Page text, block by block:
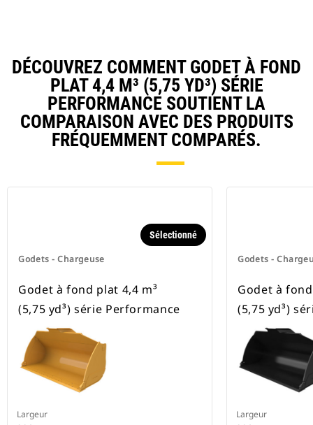
DÉCOUVREZ COMMENT GODET À FOND
PLAT 4,4 M³ (5,75 YD³) SÉRIE
PERFORMANCE SOUTIENT LA
COMPARAISON AVEC DES PRODUITS
FRÉQUEMMENT COMPARÉS.
Godets - Chargeuse
Sélectionné
Godet à fond plat 4,4 m³
(5,75 yd³) série Performance
Largeur
Godets -
Godet à
(5,75 yd³)
Largeur